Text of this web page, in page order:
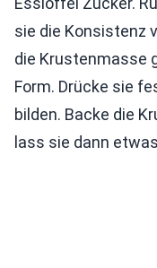
sie die Konsistenz
die Krustenmasse
Form. Drücke sie
bilden. Backe die
lass sie dann